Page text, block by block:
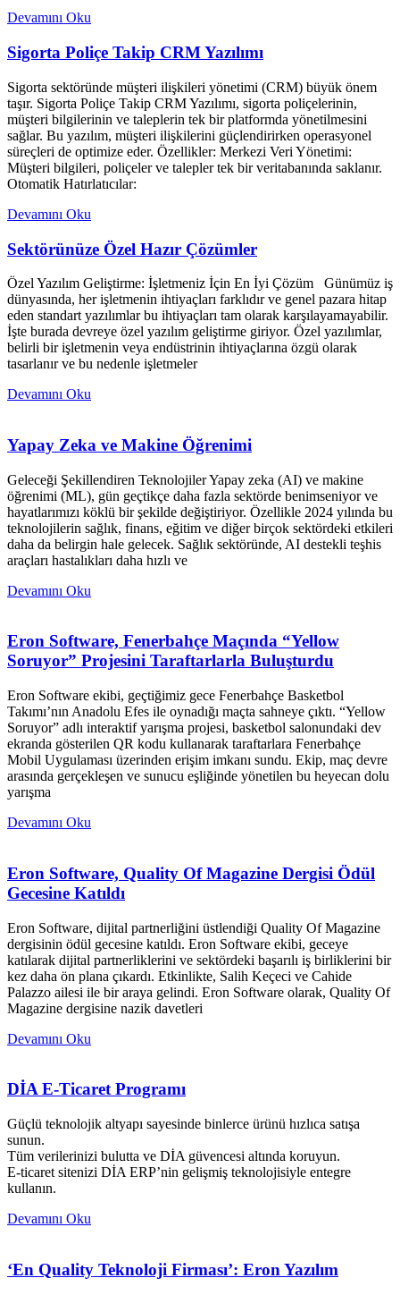
Devamını Oku
Sigorta Poliçe Takip CRM Yazılımı
Sigorta sektöründe müşteri ilişkileri yönetimi (CRM) büyük önem
taşır. Sigorta Poliçe Takip CRM Yazılımı, sigorta poliçelerinin,
müşteri bilgilerinin ve taleplerin tek bir platformda yönetilmesini
sağlar. Bu yazılım, müşteri ilişkilerini güçlendirirken operasyonel
süreçleri de optimize eder. Özellikler: Merkezi Veri Yönetimi:
Müşteri bilgileri, poliçeler ve talepler tek bir veritabanında saklanır.
Otomatik Hatırlatıcılar:
Devamını Oku
Sektörünüze Özel Hazır Çözümler
Özel Yazılım Geliştirme: İşletmeniz İçin En İyi Çözüm Günümüz iş
dünyasında, her işletmenin ihtiyaçları farklıdır ve genel pazara hitap
eden standart yazılımlar bu ihtiyaçları tam olarak karşılayamayabilir.
İşte burada devreye özel yazılım geliştirme giriyor. Özel yazılımlar,
belirli bir işletmenin veya endüstrinin ihtiyaçlarına özgü olarak
tasarlanır ve bu nedenle işletmeler
Devamını Oku
Yapay Zeka ve Makine Öğrenimi
Geleceği Şekillendiren Teknolojiler Yapay zeka (AI) ve makine
öğrenimi (ML), gün geçtikçe daha fazla sektörde benimseniyor ve
hayatlarımızı köklü bir şekilde değiştiriyor. Özellikle 2024 yılında bu
teknolojilerin sağlık, finans, eğitim ve diğer birçok sektördeki etkileri
daha da belirgin hale gelecek. Sağlık sektöründe, AI destekli teşhis
araçları hastalıkları daha hızlı ve
Devamını Oku
Eron Software, Fenerbahçe Maçında “Yellow
Soruyor” Projesini Taraftarlarla Buluşturdu
Eron Software ekibi, geçtiğimiz gece Fenerbahçe Basketbol
Takımı’nın Anadolu Efes ile oynadığı maçta sahneye çıktı. “Yellow
Soruyor” adlı interaktif yarışma projesi, basketbol salonundaki dev
ekranda gösterilen QR kodu kullanarak taraftarlara Fenerbahçe
Mobil Uygulaması üzerinden erişim imkanı sundu. Ekip, maç devre
arasında gerçekleşen ve sunucu eşliğinde yönetilen bu heyecan dolu
yarışma
Devamını Oku
Eron Software, Quality Of Magazine Dergisi Ödül
Gecesine Katıldı
Eron Software, dijital partnerliğini üstlendiği Quality Of Magazine
dergisinin ödül gecesine katıldı. Eron Software ekibi, geceye
katılarak dijital partnerliklerini ve sektördeki başarılı iş birliklerini bir
kez daha ön plana çıkardı. Etkinlikte, Salih Keçeci ve Cahide
Palazzo ailesi ile bir araya gelindi. Eron Software olarak, Quality Of
Magazine dergisine nazik davetleri
Devamını Oku
DİA E-Ticaret Programı
Güçlü teknolojik altyapı sayesinde binlerce ürünü hızlıca satışa
sunun.
Tüm verilerinizi bulutta ve DİA güvencesi altında koruyun.
E-ticaret sitenizi DİA ERP’nin gelişmiş teknolojisiyle entegre
kullanın.
Devamını Oku
‘En Quality Teknoloji Firması’: Eron Yazılım